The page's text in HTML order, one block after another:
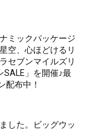
ミックパッケージ
空、心ほどけるリ
セブンマイルズリ
SALE」を開催♪最
配布中！
した。ビッグウッ